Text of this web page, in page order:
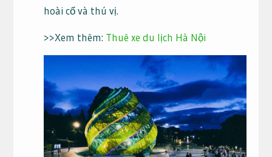
hoài cổ và thú vị.
>>Xem thêm: Thuê xe du lịch Hà Nội